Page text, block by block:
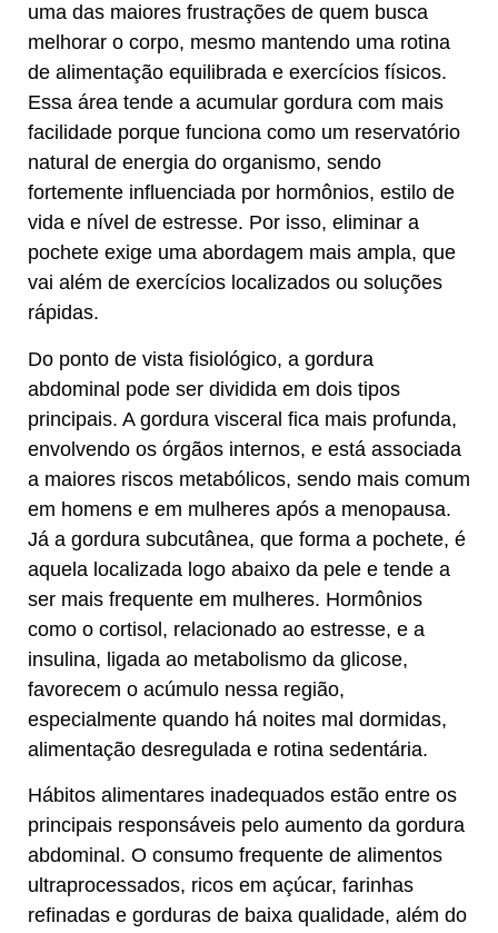
uma das maiores frustrações de quem busca
melhorar o corpo, mesmo mantendo uma rotina
de alimentação equilibrada e exercícios físicos.
Essa área tende a acumular gordura com mais
facilidade porque funciona como um reservatório
natural de energia do organismo, sendo
fortemente influenciada por hormônios, estilo de
vida e nível de estresse. Por isso, eliminar a
pochete exige uma abordagem mais ampla, que
vai além de exercícios localizados ou soluções
rápidas.
Do ponto de vista fisiológico, a gordura
abdominal pode ser dividida em dois tipos
principais. A gordura visceral fica mais profunda,
envolvendo os órgãos internos, e está associada
a maiores riscos metabólicos, sendo mais comum
em homens e em mulheres após a menopausa.
Já a gordura subcutânea, que forma a pochete, é
aquela localizada logo abaixo da pele e tende a
ser mais frequente em mulheres. Hormônios
como o cortisol, relacionado ao estresse, e a
insulina, ligada ao metabolismo da glicose,
favorecem o acúmulo nessa região,
especialmente quando há noites mal dormidas,
alimentação desregulada e rotina sedentária.
Hábitos alimentares inadequados estão entre os
principais responsáveis pelo aumento da gordura
abdominal. O consumo frequente de alimentos
ultraprocessados, ricos em açúcar, farinhas
refinadas e gorduras de baixa qualidade, além do